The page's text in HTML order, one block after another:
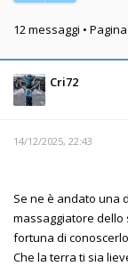
12 messaggi • Pagina
Cri72
14/12/2025, 22:43
Se ne è andato una
massaggiatore dello
fortuna di
Che la terra ti sia